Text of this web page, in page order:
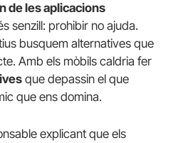
de les aplicacions
senzill: prohibir no ajuda.
busquem alternatives que
Amb els mòbils caldria fer
que depassin el que
que ens domina.
explicant que els